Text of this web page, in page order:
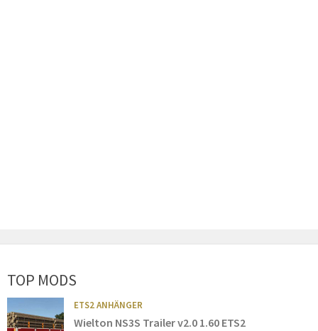
TOP MODS
ETS2 ANHÄNGER
Wielton NS3S Trailer v2.0 1.60 ETS2